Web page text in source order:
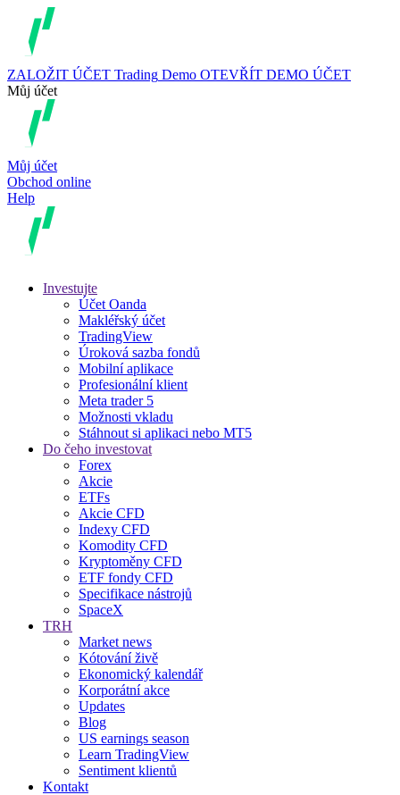
ZALOŽIT ÚČET Trading Demo OTEVŘÍT DEMO ÚČET
Můj účet
Můj účet
Obchod online
Help
Investujte
Účet Oanda
Makléřský účet
TradingView
Úroková sazba fondů
Mobilní aplikace
Profesionální klient
Meta trader 5
Možnosti vkladu
Stáhnout si aplikaci nebo MT5
Do čeho investovat
Forex
Akcie
ETFs
Akcie CFD
Indexy CFD
Komodity CFD
Kryptoměny CFD
ETF fondy CFD
Specifikace nástrojů
SpaceX
TRH
Market news
Kótování živě
Ekonomický kalendář
Korporátní akce
Updates
Blog
US earnings season
Learn TradingView
Sentiment klientů
Kontakt